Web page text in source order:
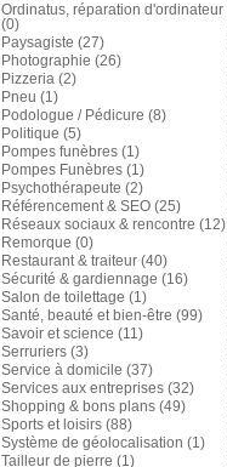
Ordinatus, réparation d'ordinateur
(0)
Paysagiste (27)
Photographie (26)
Pizzeria (2)
Pneu (1)
Podologue / Pédicure (8)
Politique (5)
Pompes funèbres(1)
Pompes Funèbres(1)
Psychothérapeute (2)
Référencement & SEO(25)
Réseaux sociaux & rencontre (12)
Remorque (0)
Restaurant & traiteur(40)
Sécurité & gardiennage (16)
Salon de toilettage (1)
Santé, beauté et bien-être (99)
Savoir et science (11)
Serruriers(3)
Service à domicile (37)
Services aux entreprises(32)
Shopping & bons plans(49)
Sports et loisirs(88)
Système de géolocalisation (1)
Tailleur de pierre (1)